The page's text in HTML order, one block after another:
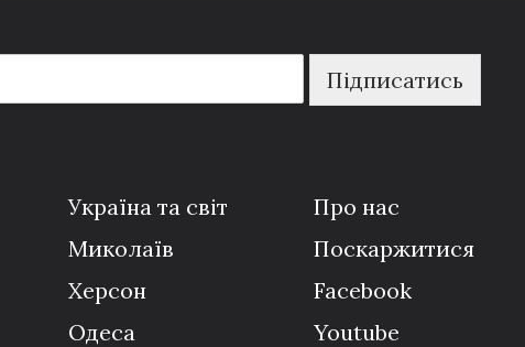
Підписатись
Україна та світ
Миколаїв
Херсон
Одеса
Про нас
Поскаржитися
Facebook
Youtube